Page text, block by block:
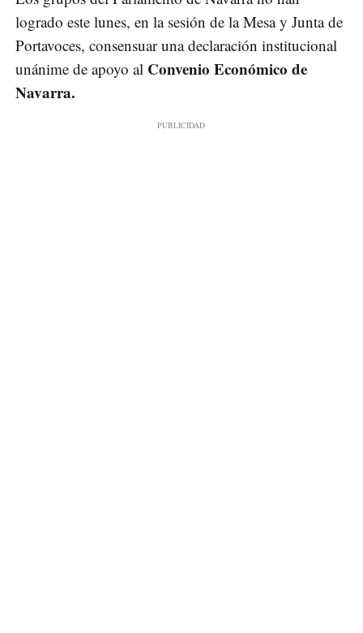
logrado este lunes, en la sesión de la Mesa y Junta de
Portavoces, consensuar una declaración institucional
unánime de apoyo al Convenio Económico de
Navarra.